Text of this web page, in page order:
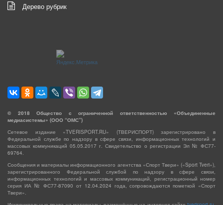
Дерево рубрик
© 2018 Общество с ограниченной ответственностью «Объединенные
медиасистемы» (ООО “ОМС”)
Сетевое издание «TVERISPORT.RU» (ТВЕРИСПОРТ) зарегистрировано в
Федеральной службе по надзору в сфере связи, информационных технологий и
массовых коммуникаций 05.05.2017 г. Свидетельство о регистрации Эл № ФС77-
69764.
Сообщения и материалы информационного агентства «Спорт Твери» («Sport Tveri»),
зарегистрированного Федеральной службой по надзору в сфере связи,
информационных технологий и массовых коммуникаций, регистрационный номер
серия ИА № ФС77-87090 от 12.04.2024 года, сопровождаются пометкой «Спорт
Твери».